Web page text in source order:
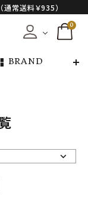
常送料￥935）
0
BRAND